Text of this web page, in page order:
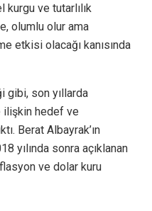
ve tutarlılık
olumlu olur ama
etkisi olacağı kanısında
gibi, son yıllarda
ilişkin hedef ve
Berat Albayrak’ın
yılında sonra açıklanan
ve dolar kuru